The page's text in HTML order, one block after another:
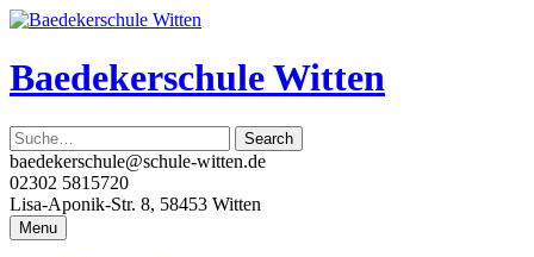
Skip
content
Baedekerschule Witten
baedekerschule@schule-witten.de
02302 5815720
Lisa-Aponik-Str. 8, 58453 Witten
Menu